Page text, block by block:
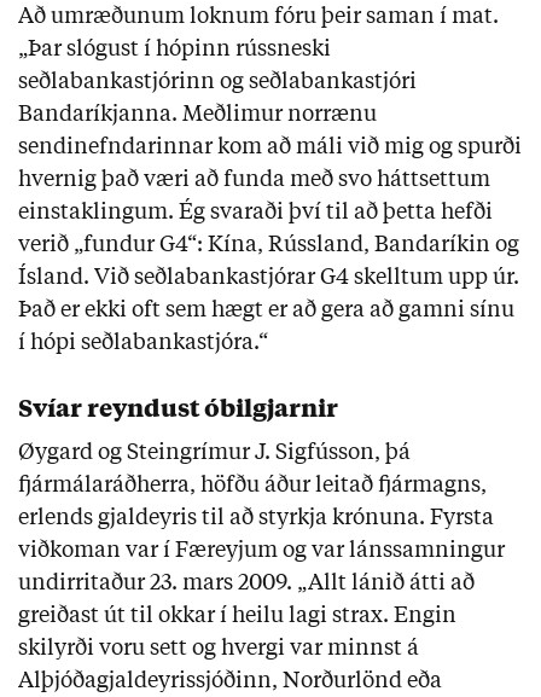
Að umræðunum loknum fóru þeir saman í mat.
„Þar slógust í hópinn rússneski
seðlabankastjórinn og seðlabankastjóri
Bandaríkjanna. Meðlimur norrænu
sendinefndarinnar kom að máli við mig og spurði
hvernig það væri að funda með svo háttsettum
einstaklingum. Ég svaraði því til að þetta hefði
verið „fundur G4“: Kína, Rússland, Bandaríkin og
Ísland. Við seðlabankastjórar G4 skelltum upp úr.
Það er ekki oft sem hægt er að gera að gamni sínu
í hópi seðlabankastjóra.“
Svíar reyndust óbilgjarnir
Øygard og Steingrímur J. Sigfússon, þá
fjármálaráðherra, höfðu áður leitað fjármagns,
erlends gjaldeyris til að styrkja krónuna. Fyrsta
viðkoman var í Færeyjum og var lánssamningur
undirritaður 23. mars 2009. „Allt lánið átti að
greiðast út til okkar í heilu lagi strax. Engin
skilyrði voru sett og hvergi var minnst á
Alþjóðagjaldeyrissjóðinn, Norðurlönd eða